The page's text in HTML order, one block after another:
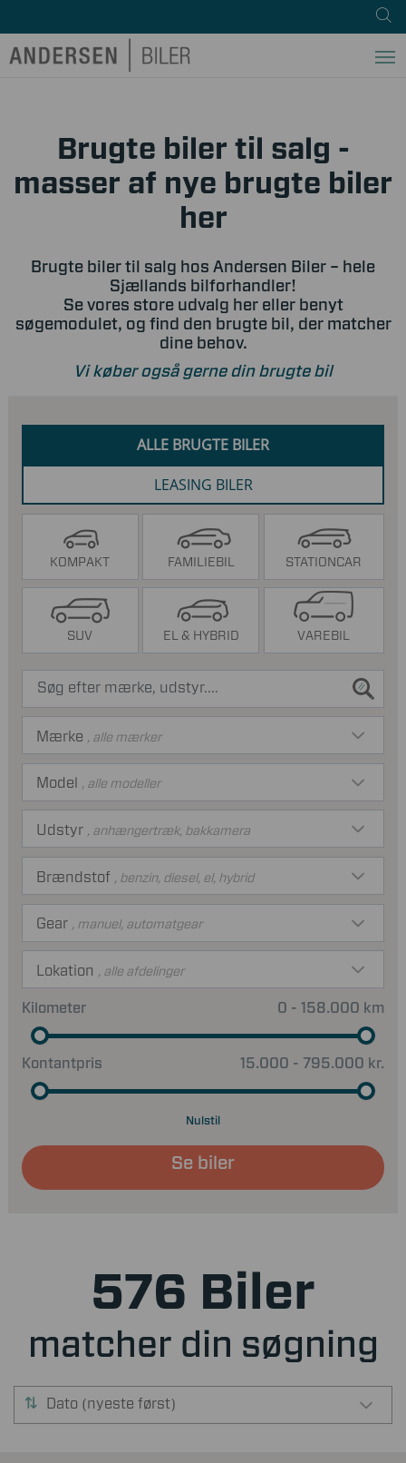
Brugte biler til salg -
masser af nye brugte biler
her
Brugte biler til salg hos Andersen Biler – hele
Sjællands bilforhandler!
Se vores store udvalg her eller benyt
søgemodulet, og find den brugte bil, der matcher
dine behov.
Vi køber også gerne din brugte bil
ALLE BRUGTE BILER
LEASING BILER
KOMPAKT FAMILIEBIL STATIONCAR
SUV EL & HYBRID VAREBIL
Kontantpris 15.000 - 795.000 kr.
Kilometer 0 - 158.000 km
Mærke , alle mærker
Model , alle modeller
Brændstof , benzin, diesel, el, hybrid
Gear , manuel, automatgear
Udstyr , anhængertræk, bakkamera
Lokation , alle afdelinger
Nulstil
Se biler
576 Biler
matcher din søgning
Dato (nyeste først)